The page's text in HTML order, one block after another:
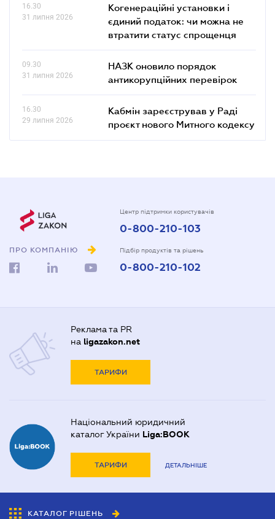
16.30
31 липня 2026
Когенераційні установки і
єдиний податок: чи можна не
втратити статус спрощенця
09.30
31 липня 2026
НАЗК оновило порядок
антикорупційних перевірок
16.30
29 липня 2026
Кабмін зареєстрував у Раді
проєкт нового Митного кодексу
ПРО КОМПАНІЮ
Центр підтримки користувачів
0-800-210-103
Підбір продуктів та рішень
0-800-210-102
Реклама та PR
на ligazakon.net
ТАРИФИ
Національний юридичний
каталог України Liga:BOOK
ТАРИФИ ДЕТАЛЬНІШЕ
КАТАЛОГ РІШЕНЬ